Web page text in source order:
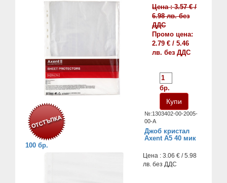
Цена : 3.57 € /
6.98 лв. без
ДДС
Промо цена:
2.79 € / 5.46
лв. без ДДС
бр.
№:1303402-00-2005-
00-А
Джоб кристал
Axent A5 40 мик
100 бр.
Цена : 3.06 € / 5.98
лв. без ДДС